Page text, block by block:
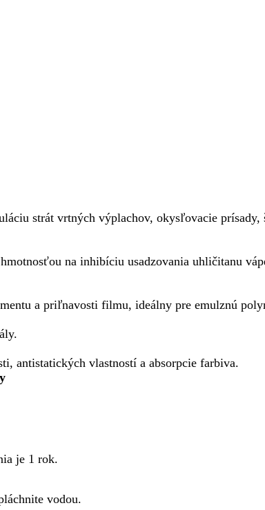
strát vrtných výplachov, okysľovacie
na inhibíciu usadzovania uhličitanu
a priľnavosti filmu, ideálny pre emulznú
antistatických vlastností a absorpcie farbiva.
je 1 rok.
vodou.